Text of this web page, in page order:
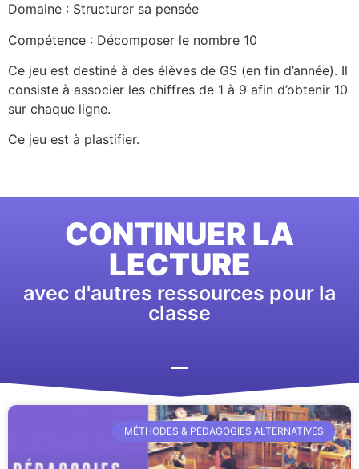
Domaine : Structurer sa pensée
Compétence : Décomposer le nombre 10
Ce jeu est destiné à des élèves de GS (en fin d’année). Il
consiste à associer les chiffres de 1 à 9 afin d’obtenir 10
sur chaque ligne.
Ce jeu est à plastifier.
CONTINUER LA
LECTURE
avec d'autres ressources pour la
classe
MÉTHODES & PÉDAGOGIES ALTERNATIVES